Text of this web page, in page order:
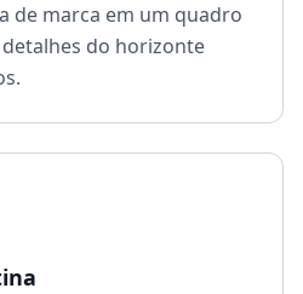
de marca em um quadro
do horizonte